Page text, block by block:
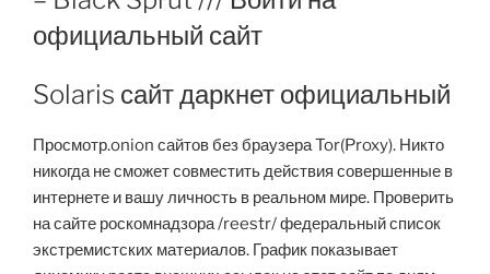
официальный сайт
Solaris сайт даркнет официальный
Просмотр.onion сайтов без браузера Tor(Proxy). Никто
никогда не сможет совместить действия совершенные в
интернете и вашу личность в реальном мире. Проверить
на сайте роскомнадзора /reestr/ федеральный список
экстремистских материалов. График показывает